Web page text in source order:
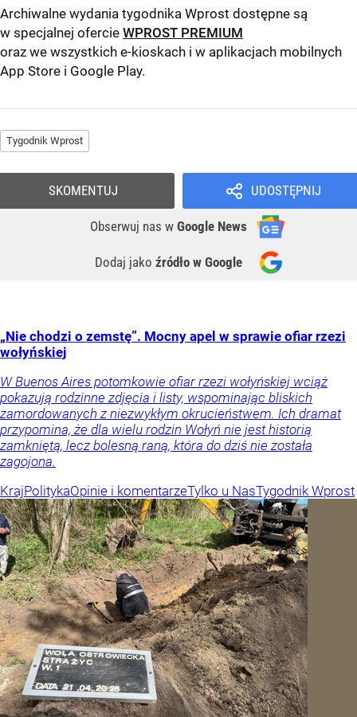
Archiwalne wydania tygodnika Wprost dostępne są
w specjalnej ofercie WPROST PREMIUM
oraz we wszystkich e-kioskach i w aplikacjach mobilnych
App Store i Google Play.
Tygodnik Wprost
UDOSTĘPNIJ
Obserwuj nas w Google News
Dodaj jako źródło w Google
SKOMENTUJ
„Nie chodzi o zemstę”. Mocny apel w sprawie ofiar rzezi
wołyńskiej
W Buenos Aires potomkowie ofiar rzezi wołyńskiej wciąż
pokazują rodzinne zdjęcia i listy, wspominając bliskich
zamordowanych z niezwykłym okrucieństwem. Ich dramat
przypomina, że dla wielu rodzin Wołyń nie jest historią
zamkniętą, lecz bolesną raną, która do dziś nie została
zagojona.
KrajPolitykaOpinie i komentarzeTylko u NasTygodnik Wprost